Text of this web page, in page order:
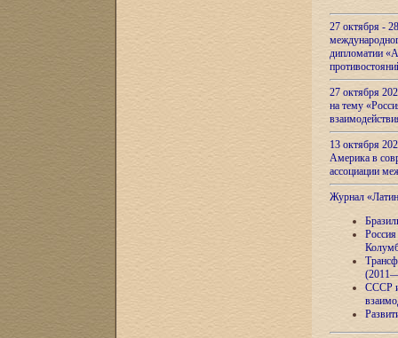
27 октября -
дипломатии
27 октября
на тему
13 октября
Америка в
ассоциации
Журнал
СССР и